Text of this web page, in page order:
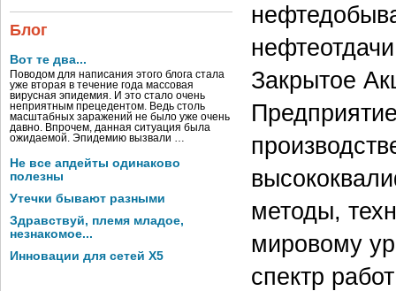
Блог
Вот те два...
Поводом для написания этого блога стала
уже вторая в течение года массовая
вирусная эпидемия. И это стало очень
неприятным прецедентом. Ведь столь
масштабных заражений не было уже очень
давно. Впрочем, данная ситуация была
ожидаемой. Эпидемию вызвали …
Не все апдейты одинаково
полезны
Утечки бывают разными
Здравствуй, племя младое,
незнакомое...
Инновации для сетей X5
Закрытое
методы,
мировому
спектр